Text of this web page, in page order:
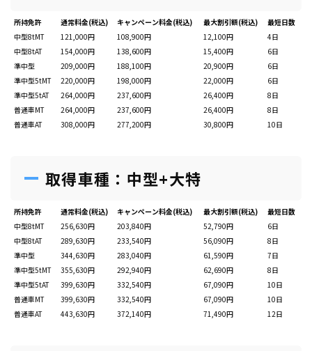
所持免許 通常料金(税込) キャンペーン料金(税込) 最大割引額(税込)
最短日数
中型8tMT
121,000円 108,900円 12,100円
4日
中型8tAT
154,000円 138,600円 15,400円
6日
準中型
209,000円 188,100円 20,900円
6日
準中型5tMT
220,000円 198,000円 22,000円
6日
準中型5tAT
264,000円 237,600円 26,400円
8日
普通車MT
264,000円 237,600円 26,400円
8日
普通車AT
308,000円 277,200円 30,800円 10日
取得車種：中型+大特
所持免許 通常料金(税込) キャンペーン料金(税込) 最大割引額(税込)
最短日数
中型8tMT
256,630円 203,840円 52,790円
6日
中型8tAT
289,630円 233,540円 56,090円
8日
準中型
344,630円 283,040円 61,590円
7日
準中型5tMT
355,630円 292,940円 62,690円
8日
準中型5tAT
399,630円 332,540円 67,090円
10日
普通車MT
399,630円 332,540円 67,090円
10日
普通車AT
443,630円 372,140円 71,490円 12日